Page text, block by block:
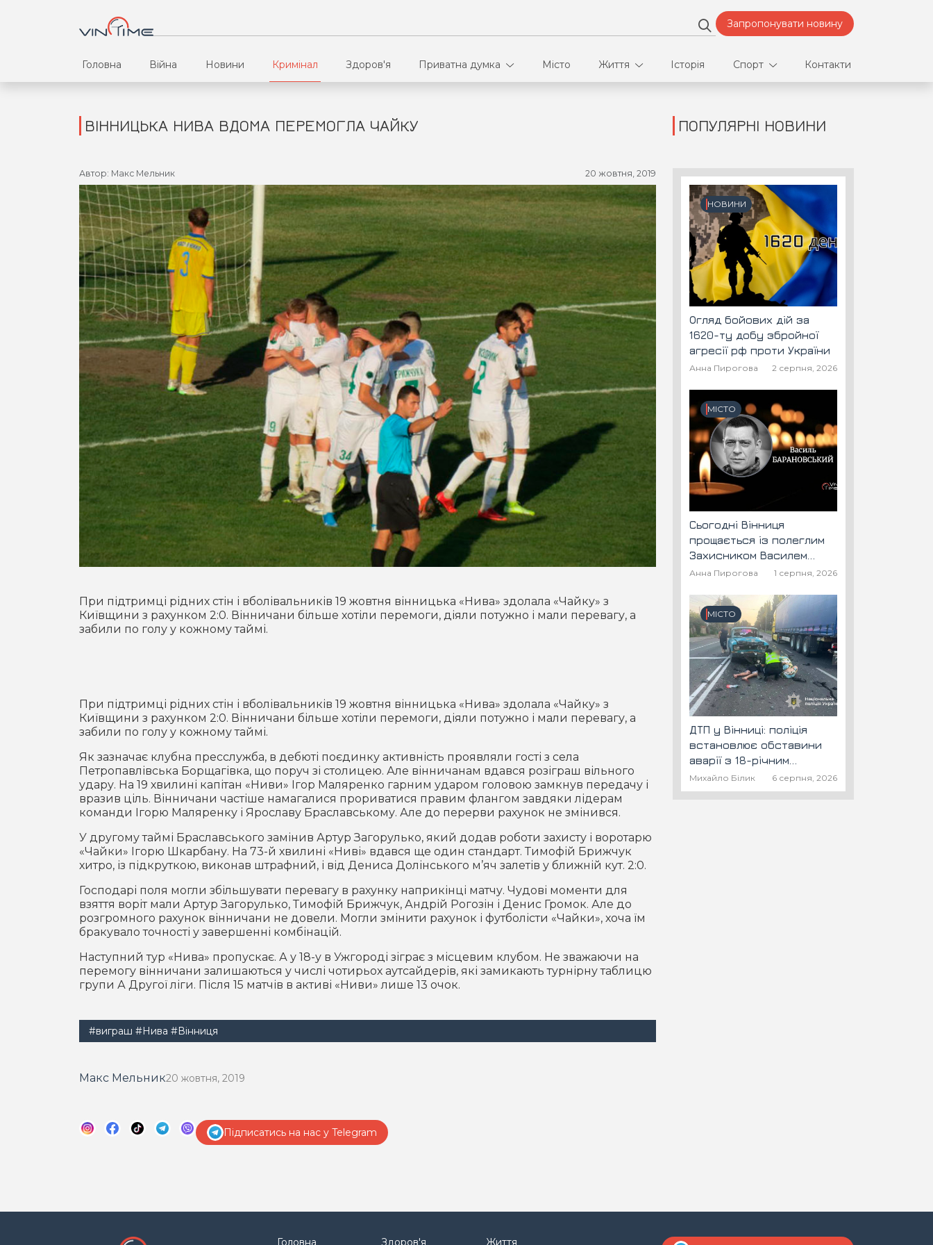
Запропонувати новину
Головна Війна Новини Кримінал Здоров'я Приватна думка Місто Життя
Конфлікти
Партнери
Спорт
Історія Спорт
Футбол
Контакти
ВІННИЦЬКА НИВА ВДОМА ПЕРЕМОГЛА ЧАЙКУ
Автор: Макс Мельник 20 жовтня, 2019
При підтримці рідних стін і вболівальників 19 жовтня вінницька «Нива» здолала «Чайку» з
Київщини з рахунком 2:0. Вінничани більше хотіли перемоги, діяли потужно і мали перевагу, а
забили по голу у кожному таймі.
При підтримці рідних стін і вболівальників 19 жовтня вінницька «Нива» здолала «Чайку» з
Київщини з рахунком 2:0. Вінничани більше хотіли перемоги, діяли потужно і мали перевагу, а
забили по голу у кожному таймі.
Як зазначає клубна пресслужба, в дебюті поєдинку активність проявляли гості з села
Петропавлівська Борщагівка, що поруч зі столицею. Але вінничанам вдався розіграш вільного
удару. На 19 хвилині капітан «Ниви» Ігор Маляренко гарним ударом головою замкнув передачу і
вразив ціль. Вінничани частіше намагалися прориватися правим флангом завдяки лідерам
команди Ігорю Маляренку і Ярославу Браславському. Але до перерви рахунок не змінився.
У другому таймі Браславського замінив Артур Загорулько, який додав роботи захисту і воротарю
«Чайки» Ігорю Шкарбану. На 73-й хвилині «Ниві» вдався ще один стандарт. Тимофій Брижчук
хитро, із підкруткою, виконав штрафний, і від Дениса Долінського м’яч залетів у ближній кут. 2:0.
Господарі поля могли збільшувати перевагу в рахунку наприкінці матчу. Чудові моменти для
взяття воріт мали Артур Загорулько, Тимофій Брижчук, Андрій Рогозін і Денис Громок. Але до
розгромного рахунок вінничани не довели. Могли змінити рахунок і футболісти «Чайки», хоча їм
бракувало точності у завершенні комбінацій.
Наступний тур «Нива» пропускає. А у 18-у в Ужгороді зіграє з місцевим клубом. Не зважаючи на
перемогу вінничани залишаються у числі чотирьох аутсайдерів, які замикають турнірну таблицю
групи А Другої ліги. Після 15 матчів в активі «Ниви» лише 13 очок.
#виграш #Нива #Вінниця
Макс Мельник20 жовтня, 2019
Підписатись на нас у Telegram
ПОПУЛЯРНІ НОВИНИ
НОВИНИ
Огляд бойових дій за
1620-ту добу збройної
агресії рф проти України
Анна Пирогова 2 серпня, 2026
МІСТО
Сьогодні Вінниця
прощається із полеглим
Захисником Василем
Барановським "Шторм"
Анна Пирогова 1 серпня, 2026
МІСТО
ДТП у Вінниці: поліція
встановлює обставини
аварії з 18-річним
скутеристом
Михайло Білик 6 серпня, 2026
Головна Здоров'я Життя